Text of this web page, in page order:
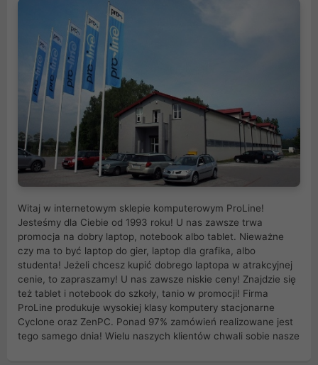
Witaj w internetowym sklepie komputerowym ProLine!
Jesteśmy dla Ciebie od 1993 roku! U nas zawsze trwa
promocja na dobry laptop, notebook albo tablet. Nieważne
czy ma to być laptop do gier, laptop dla grafika, albo
studenta! Jeżeli chcesz kupić dobrego laptopa w atrakcyjnej
cenie, to zapraszamy! U nas zawsze niskie ceny! Znajdzie się
też tablet i notebook do szkoły, tanio w promocji! Firma
ProLine produkuje wysokiej klasy komputery stacjonarne
Cyclone oraz ZenPC. Ponad 97% zamówień realizowane jest
tego samego dnia! Wielu naszych klientów chwali sobie nasze